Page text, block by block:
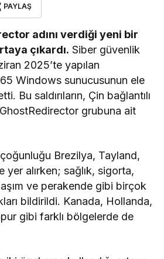
PAYLAŞ
adını verdiği yeni bir
çıkardı. Siber güvenlik
2025’te yapılan
Windows sunucusunun ele
Bu saldırıların, Çin bağlantılı
grubuna ait
Brezilya, Tayland,
yer alırken; sağlık, sigorta,
ve perakende gibi birçok
bildirildi. Kanada, Hollanda,
gibi farklı bölgelerde de